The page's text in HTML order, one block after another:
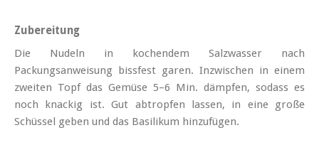
Zubereitung
Die Nudeln in kochendem Salzwasser nach
Packungsanweisung bissfest garen. Inzwischen in einem
zweiten Topf das Gemüse 5–6 Min. dämpfen, sodass es
noch knackig ist. Gut abtropfen lassen, in eine große
Schüssel geben und das Basilikum hinzufügen.